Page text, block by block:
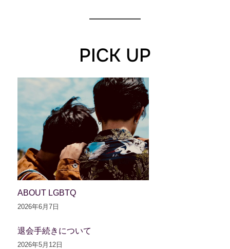
PICK UP
ABOUT LGBTQ
2026年6月7日
退会手続きについて
2026年5月12日